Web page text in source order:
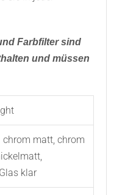
Farbfilter sind
und müssen
chrom matt, chrom
klar